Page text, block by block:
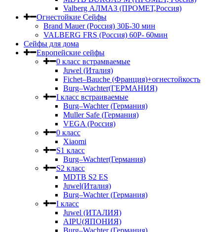
Valberg АЛМАЗ (ПРОМЕТ,Россия)
Огнестойкие Сейфы
Brand Mauer (Россия) 30Б-30 мин
VALBERG FRS (Россия) 60Р- 60мин
Сейфы для дома
Европейские сейфы
0 класс встрамваемые
Juwel (Италия)
Fichet–Bauche (Франция)+огнестойкость
Burg–Wachter(ГЕРМАНИЯ)
I класс встраиваемые
Burg–Wachter (Германия)
Muller Safe (Германия)
VEGA (Россия)
0 класс
Xiaomi
S1 класс
Burg–Wachter(Германия)
S2 класс
MDTB S2 ES
Juwel(Италия)
Burg–Wachter (Германия)
I класс
Juwel (ИТАЛИЯ)
AIPU(ЯПОНИЯ)
Burg–Wachter (Германия)